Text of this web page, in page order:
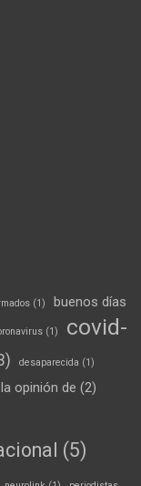
(1)
buenos días
(1)
covid-
desaparecida (1)
opinión de (2)
(5)